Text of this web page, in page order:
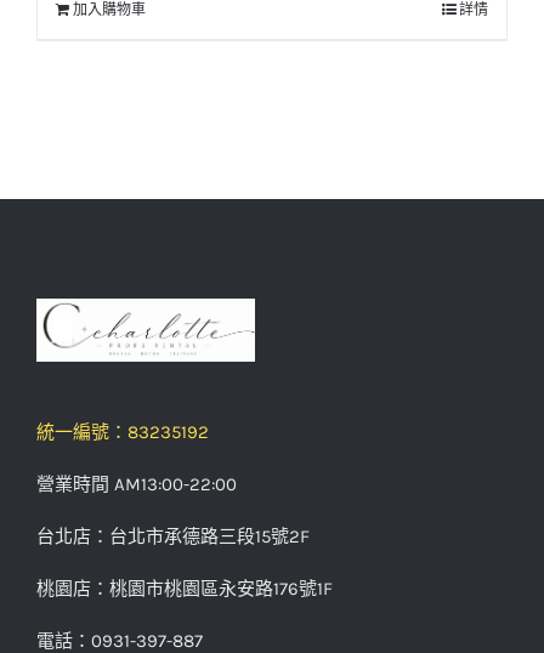
加入購物車 詳情
統一編號：83235192
營業時間 AM13:00-22:00
台北店：台北市承德路三段15號2F
桃園店：桃園市桃園區永安路176號1F
電話：0931-397-887